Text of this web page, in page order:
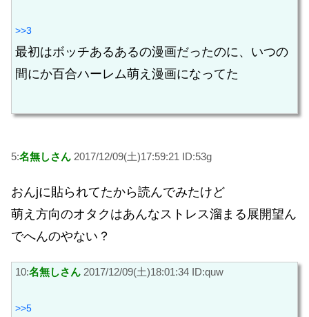
>>3
最初はボッチあるあるの漫画だったのに、いつの
間にか百合ハーレム萌え漫画になってた
5:名無しさん 2017/12/09(土)17:59:21 ID:53g
おんjに貼られてたから読んでみたけど
萌え方向のオタクはあんなストレス溜まる展開望ん
でへんのやない？
10:名無しさん 2017/12/09(土)18:01:34 ID:quw
>>5